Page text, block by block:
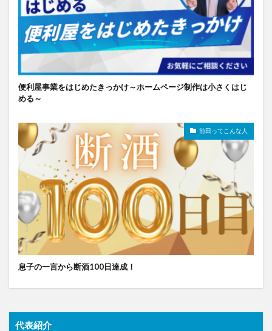
便利屋事業をはじめたきっかけ～ホームページ制作は小さくはじ
める～
前田ってこんな人
息子の一言から断酒100日達成！
代表紹介